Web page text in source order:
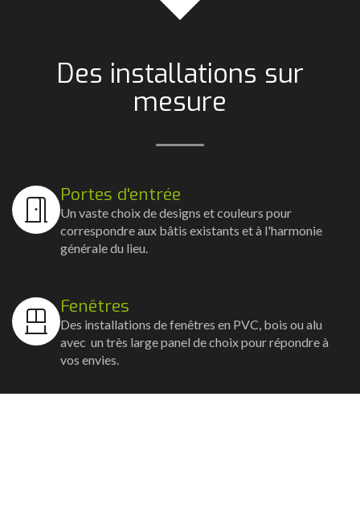
Des installations sur
mesure
Portes d'entrée
Un vaste choix de designs et couleurs pour
correspondre aux bâtis existants et à l'harmonie
générale du lieu.
Fenêtres
Des installations de fenêtres en PVC, bois ou alu
avec un très large panel de choix pour répondre à
vos envies.